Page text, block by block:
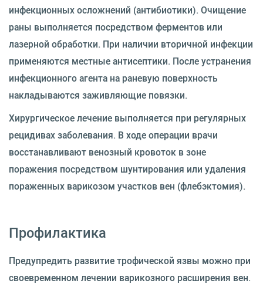
инфекционных осложнений (антибиотики). Очищение
раны выполняется посредством ферментов или
лазерной обработки. При наличии вторичной инфекции
применяются местные антисептики. После устранения
инфекционного агента на раневую поверхность
накладываются заживляющие повязки.
Хирургическое лечение выполняется при регулярных
рецидивах заболевания. В ходе операции врачи
восстанавливают венозный кровоток в зоне
поражения посредством шунтирования или удаления
пораженных варикозом участков вен (флебэктомия).
Профилактика
Предупредить развитие трофической язвы можно при
своевременном лечении варикозного расширения вен.